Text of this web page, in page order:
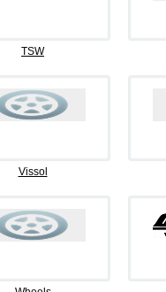
TSW
Vissol